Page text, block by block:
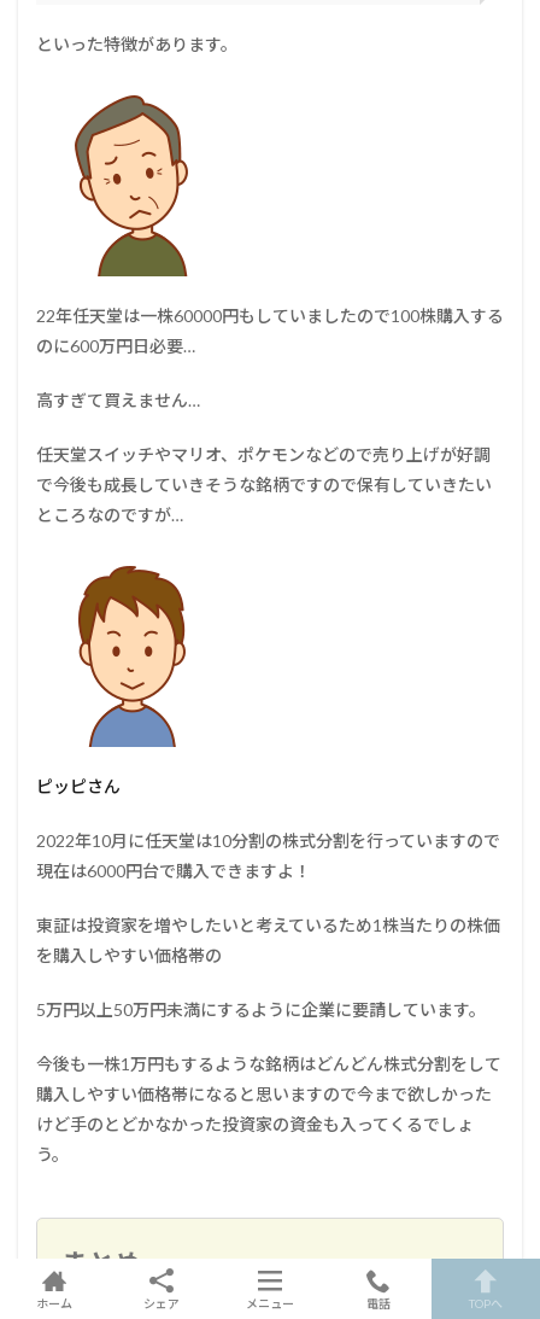
といった特徴があります。
22年任天堂は一株60000円もしていましたので100株購入する
のに600万円日必要…
高すぎて買えません…
任天堂スイッチやマリオ、ポケモンなどので売り上げが好調
で今後も成長していきそうな銘柄ですので保有していきたい
ところなのですが…
ピッピさん
2022年10月に任天堂は10分割の株式分割を行っていますので
現在は6000円台で購入できますよ！
東証は投資家を増やしたいと考えているため1株当たりの株価
を購入しやすい価格帯の
5万円以上50万円未満にするように企業に要請しています。
今後も一株1万円もするような銘柄はどんどん株式分割をして
購入しやすい価格帯になると思いますので今まで欲しかった
けど手のとどかなかった投資家の資金も入ってくるでしょ
う。
まとめ
ホーム シェア メニュー 電話 TOPへ